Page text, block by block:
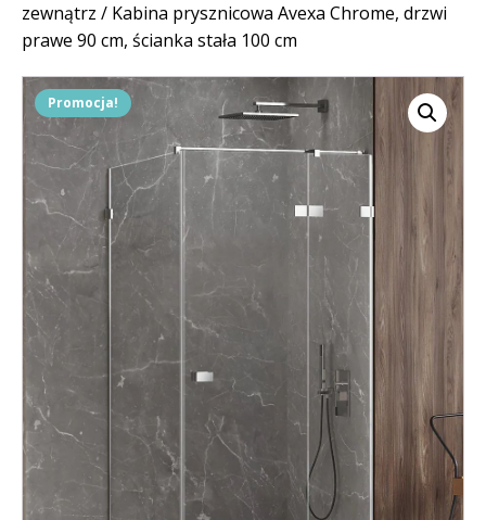
zewnątrz / Kabina prysznicowa Avexa Chrome, drzwi
prawe 90 cm, ścianka stała 100 cm
Promocja!